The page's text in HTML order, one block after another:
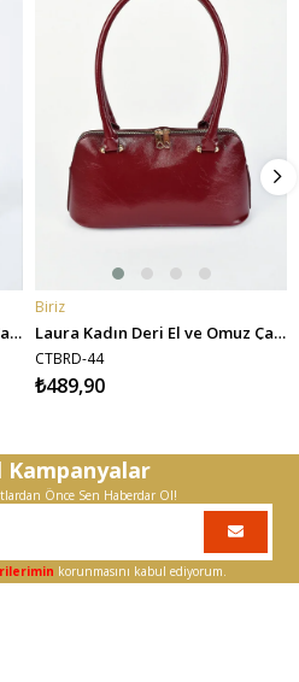
Laura Kadın Deri El ve Omuz Çantası - Siyah
SEPETE EKLE
Biriz
Laura Kadın Deri El ve Omuz Çantası - Bordo
CTBRD-44
₺489,90
Kampanyalar
Önce Sen Haberdar Ol!
korunmasını kabul ediyorum.